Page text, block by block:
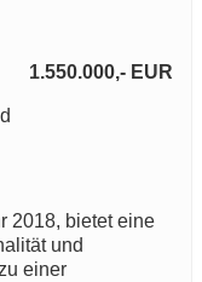
1.550.000,- EUR
2018, bietet eine
und
einer